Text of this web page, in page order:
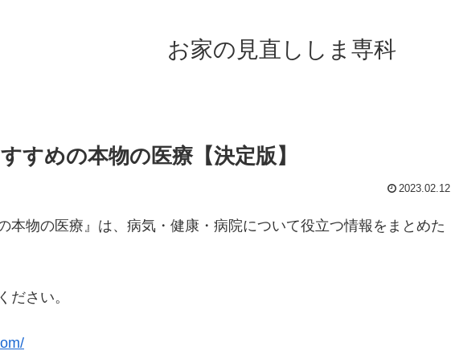
お家の見直ししま専科
すめの本物の医療【決定版】
2023.02.12
本物の医療』は、病気・健康・病院について役立つ情報をまとめた
ださい。